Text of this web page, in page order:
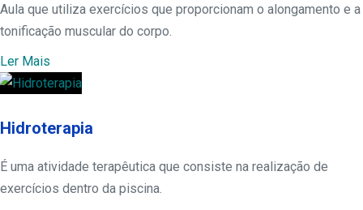
Aula que utiliza exercícios que proporcionam o alongamento e a
tonificação muscular do corpo.
Ler Mais
Hidroterapia
É uma atividade terapêutica que consiste na realização de
exercícios dentro da piscina.